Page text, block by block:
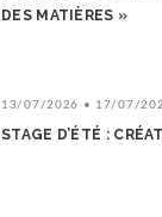
DES MATIÈRES »
13/07/2026 • 17/07/
STAGE D’ÉTÉ :